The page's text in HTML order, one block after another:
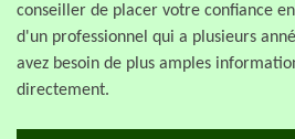
conseiller de placer votre confiance
d'un professionnel qui a plusieurs
avez besoin de plus amples
directement.